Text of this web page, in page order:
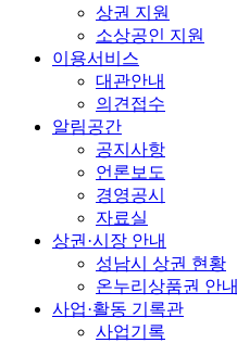
상권 지원
소상공인 지원
이용서비스
대관안내
의견접수
알림공간
공지사항
언론보도
경영공시
자료실
상권·시장 안내
성남시 상권 현황
온누리상품권 안내
사업·활동 기록관
사업기록